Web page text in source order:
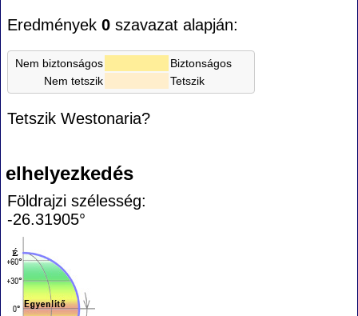
Eredmények 0 szavazat alapján:
Nem biztonságos
Biztonságos
Nem tetszik
Tetszik
Tetszik Westonaria?
elhelyezkedés
Földrajzi szélesség:
-26.31905°